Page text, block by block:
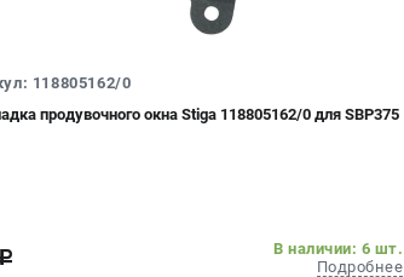
118805162/0
продувочного окна Stiga 118805162/0 для SBP375
c
В наличии: 6 шт.
Подробнее